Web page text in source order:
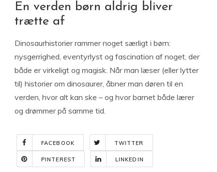
En verden børn aldrig bliver
trætte af
Dinosaurhistorier rammer noget særligt i børn:
nysgerrighed, eventyrlyst og fascination af noget, der
både er virkeligt og magisk. Når man læser (eller lytter
til) historier om dinosaurer, åbner man døren til en
verden, hvor alt kan ske – og hvor barnet både lærer
og drømmer på samme tid.
FACEBOOK TWITTER
PINTEREST LINKEDIN